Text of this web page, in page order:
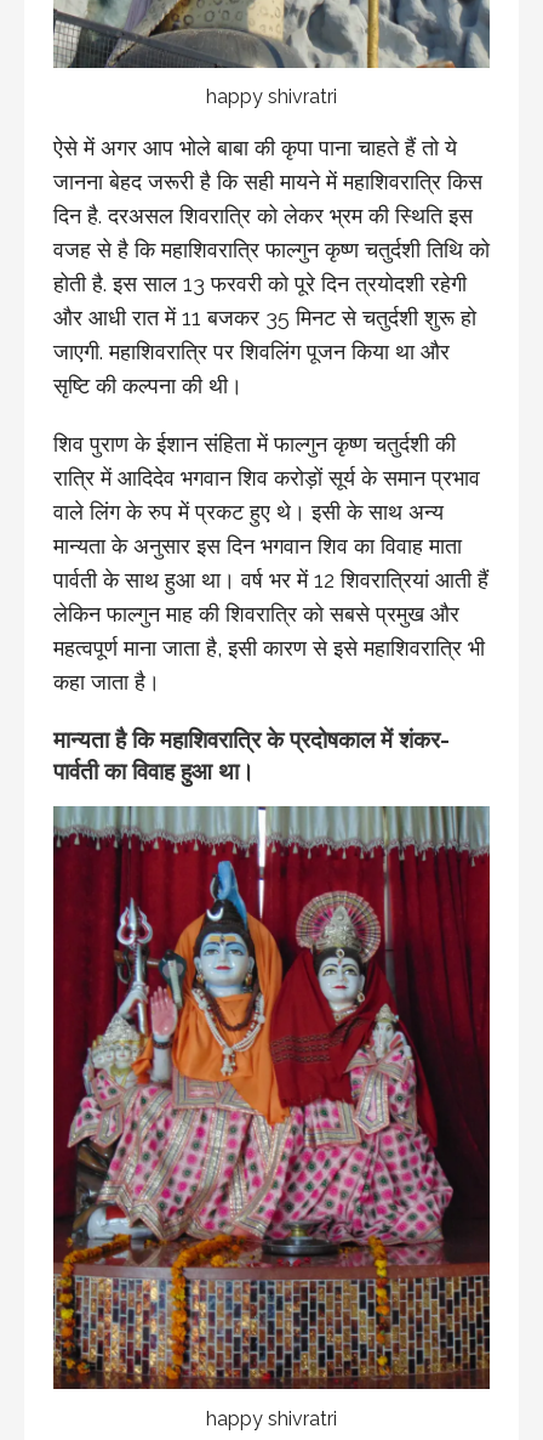
happy shivratri
ऐसे में अगर आप भोले बाबा की कृपा पाना चाहते हैं तो ये
जानना बेहद जरूरी है कि सही मायने में महाशिवरात्रि किस
दिन है. दरअसल शिवरात्रि को लेकर भ्रम की स्थिति इस
वजह से है कि महाशिवरात्रि फाल्गुन कृष्ण चतुर्दशी तिथि को
होती है. इस साल 13 फरवरी को पूरे दिन त्रयोदशी रहेगी
और आधी रात में 11 बजकर 35 मिनट से चतुर्दशी शुरू हो
जाएगी. महाशिवरात्रि पर शिवलिंग पूजन किया था और
सृष्टि की कल्पना की थी।
शिव पुराण के ईशान संहिता में फाल्गुन कृष्ण चतुर्दशी की
रात्रि में आदिदेव भगवान शिव करोड़ों सूर्य के समान प्रभाव
वाले लिंग के रुप में प्रकट हुए थे। इसी के साथ अन्य
मान्यता के अनुसार इस दिन भगवान शिव का विवाह माता
पार्वती के साथ हुआ था। वर्ष भर में 12 शिवरात्रियां आती हैं
लेकिन फाल्गुन माह की शिवरात्रि को सबसे प्रमुख और
महत्वपूर्ण माना जाता है, इसी कारण से इसे महाशिवरात्रि भी
कहा जाता है।
मान्यता है कि महाशिवरात्रि के प्रदोषकाल में शंकर-
पार्वती का विवाह हुआ था।
happy shivratri